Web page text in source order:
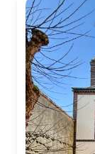
AGENCE
CONTACT